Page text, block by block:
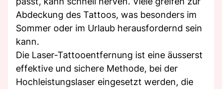
Abdeckung des Tattoos, was besonders im
Sommer oder im Urlaub herausfordernd sein
kann.
Die Laser-Tattooentfernung ist eine äusserst
effektive und sichere Methode, bei der
Hochleistungslaser eingesetzt werden, die